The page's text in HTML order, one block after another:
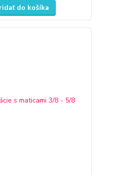
do košíka